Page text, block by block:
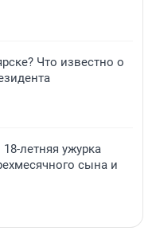
Что известно о
летняя ужурка
сына и